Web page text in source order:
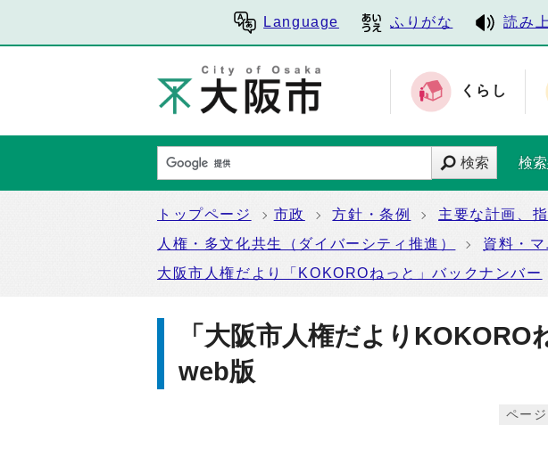
Language ふりがな 読み
くらし
検索 検
トップページ 市政 方針・条例 主要な計画、
人権・多文化共生（ダイバーシティ推進）
資料・
大阪市人権だより「KOKOROねっと」バックナンバー
「大阪市人権だより
web版
ペー